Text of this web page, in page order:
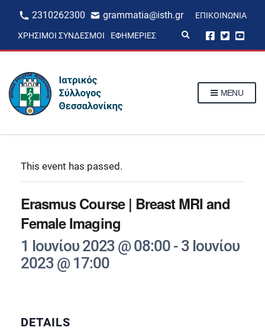
2310262300 grammatia@isth.gr ΕΠΙΚΟΙΝΩΝΊΑ
ΧΡΉΣΙΜΟΙ ΣΎΝΔΕΣΜΟΙ ΕΦΗΜΕΡΊΕΣ
p
MENU
This event has passed.
Erasmus Course | Breast MRI and
Female Imaging
1 Ιουνίου 2023 @ 08:00 - 3 Ιουνίου
2023 @ 17:00
DETAILS